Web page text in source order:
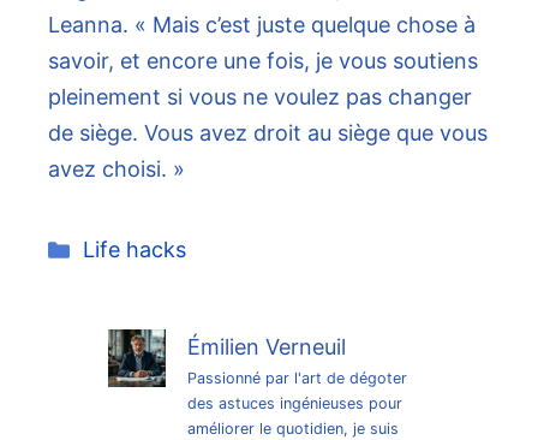
Leanna. « Mais c’est juste quelque chose à
savoir, et encore une fois, je vous soutiens
pleinement si vous ne voulez pas changer
de siège. Vous avez droit au siège que vous
avez choisi. »
Catégories
Life hacks
Émilien Verneuil
Passionné par l'art de dégoter
des astuces ingénieuses pour
améliorer le quotidien, je suis